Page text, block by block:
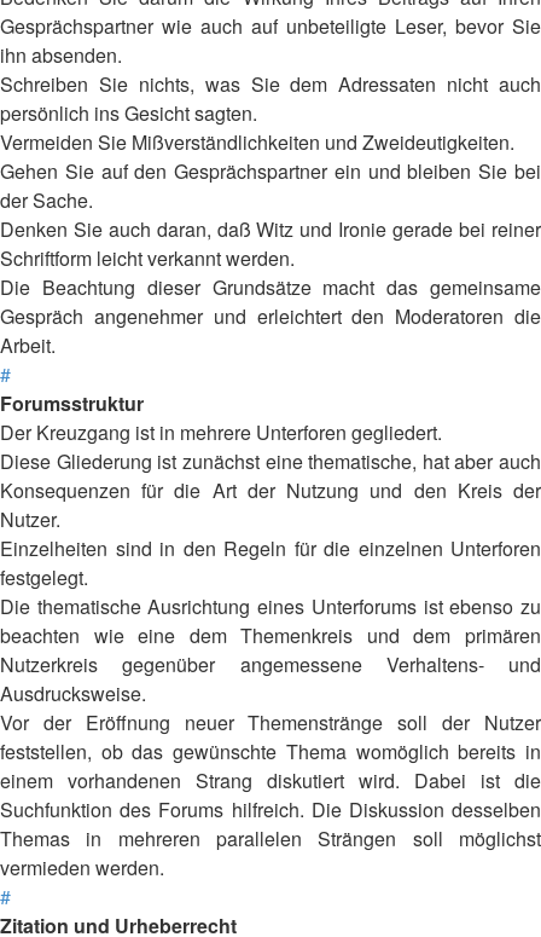
Gesprächspartner wie auch auf unbeteiligte Leser, bevor Sie
ihn absenden.
Schreiben Sie nichts, was Sie dem Adressaten nicht auch
persönlich ins Gesicht sagten.
Vermeiden Sie Mißverständlichkeiten und Zweideutigkeiten.
Gehen Sie auf den Gesprächspartner ein und bleiben Sie bei
der Sache.
Denken Sie auch daran, daß Witz und Ironie gerade bei reiner
Schriftform leicht verkannt werden.
Die Beachtung dieser Grundsätze macht das gemeinsame
Gespräch angenehmer und erleichtert den Moderatoren die
Arbeit.
#
Forumsstruktur
Der Kreuzgang ist in mehrere Unterforen gegliedert.
Diese Gliederung ist zunächst eine thematische, hat aber auch
Konsequenzen für die Art der Nutzung und den Kreis der
Nutzer.
Einzelheiten sind in den Regeln für die einzelnen Unterforen
festgelegt.
Die thematische Ausrichtung eines Unterforums ist ebenso zu
beachten wie eine dem Themenkreis und dem primären
Nutzerkreis gegenüber angemessene Verhaltens- und
Ausdrucksweise.
Vor der Eröffnung neuer Themenstränge soll der Nutzer
feststellen, ob das gewünschte Thema womöglich bereits in
einem vorhandenen Strang diskutiert wird. Dabei ist die
Suchfunktion des Forums hilfreich. Die Diskussion desselben
Themas in mehreren parallelen Strängen soll möglichst
vermieden werden.
#
Zitation und Urheberrecht